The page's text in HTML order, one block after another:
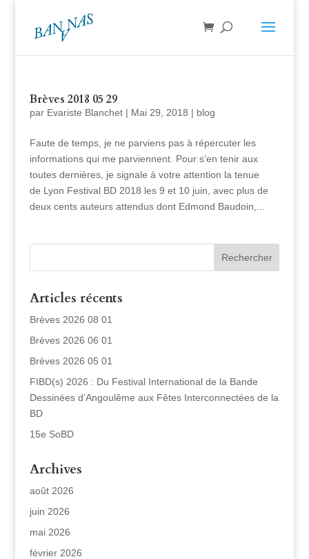
Brèves 2018 05 29
par Evariste Blanchet| Mai 29, 2018 | blog
Faute de temps, je ne parviens pas à répercuter les
informations qui me parviennent. Pour s’en tenir aux
toutes dernières, je signale à votre attention la tenue
de Lyon Festival BD 2018 les 9 et 10 juin, avec plus de
deux cents auteurs attendus dont Edmond Baudoin,...
Articles récents
Brèves 2026 08 01
Brèves 2026 06 01
Brèves 2026 05 01
FIBD(s) 2026 : Du Festival International de la Bande
Dessinées d’Angoulême aux Fêtes Interconnectées de la
BD
15e SoBD
Archives
août 2026
juin 2026
mai 2026
février 2026